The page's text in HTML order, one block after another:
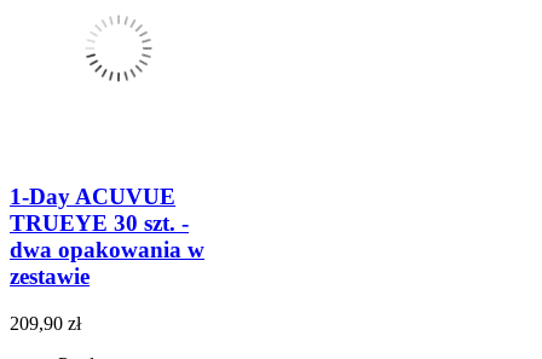
1-Day ACUVUE
TRUEYE 30 szt. -
dwa opakowania w
zestawie
209,90 zł